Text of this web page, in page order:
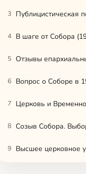
3 Публицистическая
4 В шаге от Собора
5 Отзывы
6 Вопрос о Соборе в
7 Церковь и
8 Созыв Собора.
9 Высшее церковное